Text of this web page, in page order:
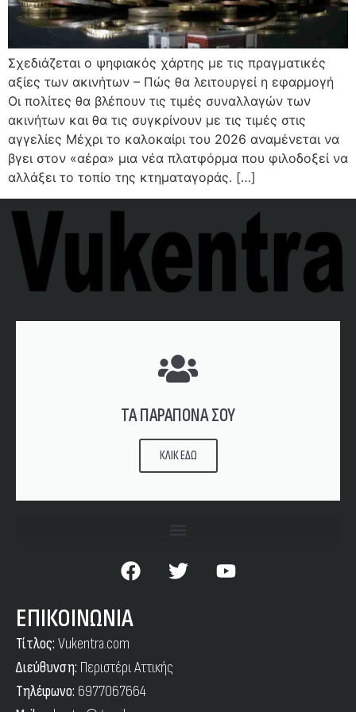
Σχεδιάζεται ο ψηφιακός χάρτης με τις πραγματικές
αξίες των ακινήτων – Πώς θα λειτουργεί η εφαρμογή
Οι πολίτες θα βλέπουν τις τιμές συναλλαγών των
ακινήτων και θα τις συγκρίνουν με τις τιμές στις
αγγελίες Μέχρι το καλοκαίρι του 2026 αναμένεται να
βγει στον «αέρα» μια νέα πλατφόρμα που φιλοδοξεί να
αλλάξει το τοπίο της κτηματαγοράς. […]
ΤΑ ΠΑΡΑΠΟΝΑ ΣΟΥ
ΚΛΙΚ ΕΔΩ
ΕΠΙΚΟΙΝΩΝΙΑ
Τίτλος: Vukentra.com
Διεύθυνση: Περιστέρι Αττικής
Τηλέφωνο: 6977067664